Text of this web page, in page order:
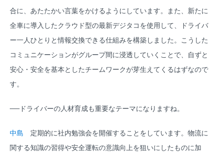
合に、あたたかい言葉をかけるようにしています。また、新たに
全車に導入したクラウド型の最新デジタコを使用して、ドライバ
ー一人ひとりと情報交換できる仕組みを構築しました。こうした
コミュニケーションがグループ間に浸透していくことで、自ずと
安心・安全を基本としたチームワークが芽生えてくるはずなので
す。
──ドライバーの人材育成も重要なテーマになりますね。
中島 定期的に社内勉強会を開催することをしています。物流に
関する知識の習得や安全運転の意識向上を狙いにしたものに加